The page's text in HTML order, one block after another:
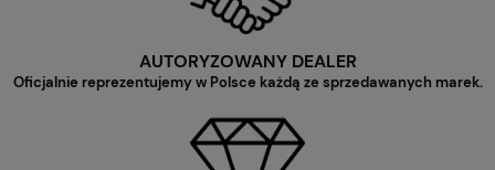
AUTORYZOWANY DEALER
Oficjalnie reprezentujemy w Polsce każdą ze sprzedawanych marek.